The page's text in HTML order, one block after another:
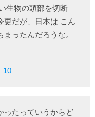
生物の頭部を切断
だが、日本は こん
ったんだろうな。
10
ったっていうからど